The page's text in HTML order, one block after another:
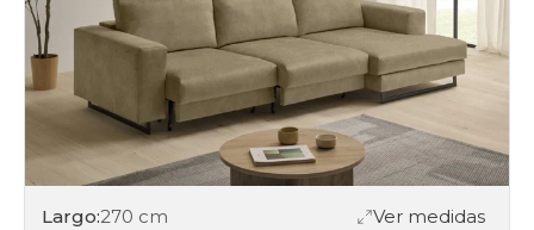
Largo:270 cm Ver medidas